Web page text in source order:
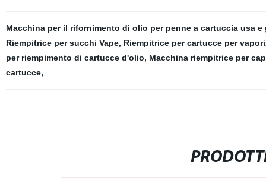
Macchina per il rifornimento di olio per penne a cartuccia usa e
Riempitrice per succhi Vape, Riempitrice per cartucce per
per riempimento di cartucce d'olio, Macchina riempitrice per
cartucce,